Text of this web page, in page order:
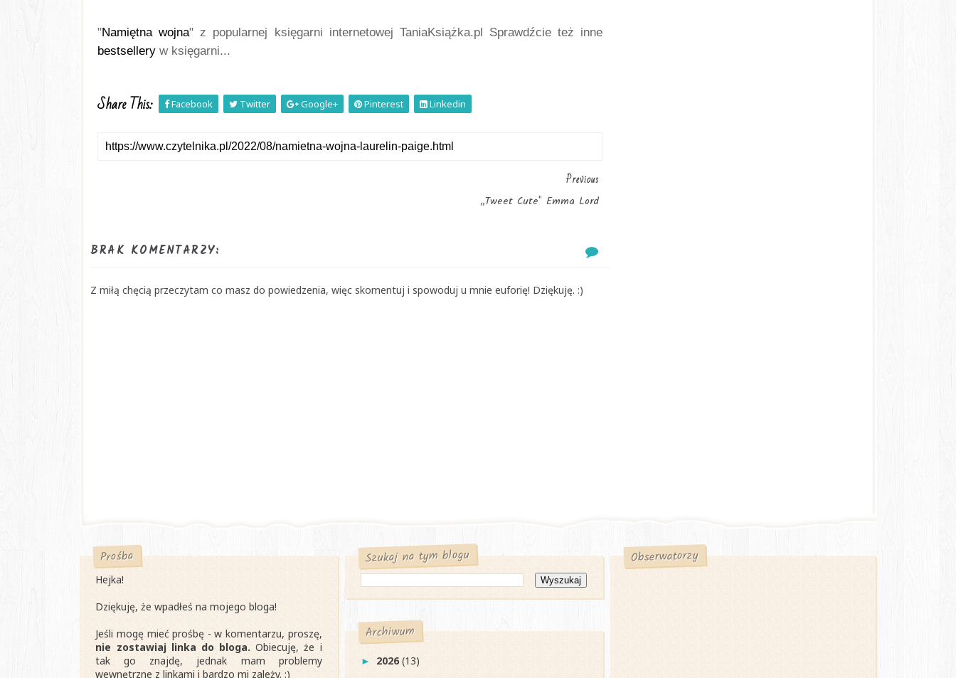
"Namiętna wojna
bestsellery w księgarni...
Share This: Facebook Twitter Google+ Pinterest Linkedin
Previous
„Tweet Cute" Emma Lord
BRAK KOMENTARZY:
Z miłą chęcią przeczytam co masz do powiedzenia, więc skomentuj i spowoduj u mnie euforię! Dziękuję. :)
Prośba
Hejka!
Dziękuję, że wpadłeś na mojego bloga!
Jeśli mogę mieć prośbę - w komentarzu, proszę,
nie zostawiaj linka do bloga. Obiecuję, że i
tak go znajdę, jednak mam problemy
wewnętrzne z linkami i bardzo mi zależy. :)
Szukaj na tym blogu
Archiwum
► 2026(13)
Obserwatorzy